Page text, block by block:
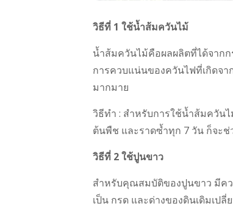
วิธีที่ 1 ใช้น้ำส้มควันไม้
น้ำส้มควันไม้คือผลผลิตที่ได้จาก
การควบแน่นของควันไฟที่เกิดจา
มากมาย
วิธีทำ : สำหรับการใช้น้ำส้มควัน
ต้นพืช และราดซ้ำทุก 7 วัน ก็จะช่
วิธีที่ 2 ใช้ปูนขาว
สำหรับคุณสมบัติของปูนขาว มีคว
เป็น กรด และด่างของดินเดิมเป